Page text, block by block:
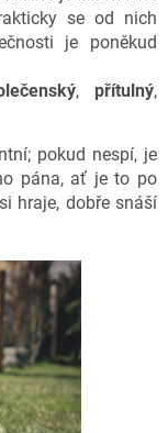
se od nich
je poněkud
, přítulný,
pokud nespí, je
pána, ať je to po
hraje, dobře snáší